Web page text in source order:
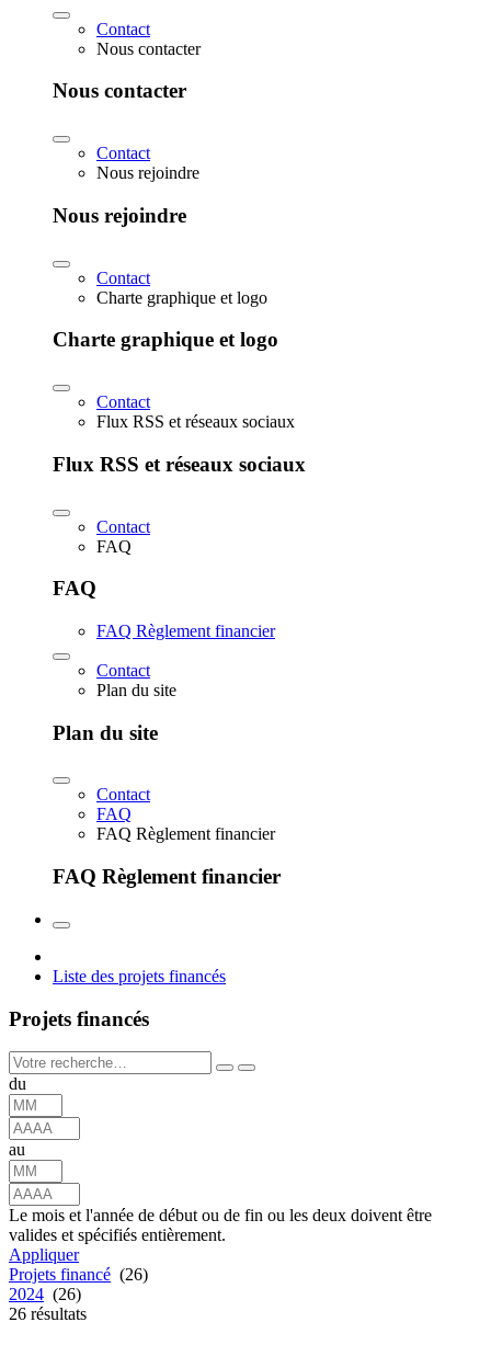
Contact
Nous contacter
Nous contacter
Contact
Nous rejoindre
Nous rejoindre
Contact
Charte graphique et logo
Charte graphique et logo
Contact
Flux RSS et réseaux sociaux
Flux RSS et réseaux sociaux
Contact
FAQ
FAQ
FAQ Règlement financier
Contact
Plan du site
Plan du site
Contact
FAQ
FAQ Règlement financier
FAQ Règlement financier
Liste des projets financés
Projets financés
du
au
Le mois et l'année de début ou de fin ou les deux doivent être
valides et spécifiés entièrement.
Appliquer
Projets financé (26)
2024 (26)
26 résultats